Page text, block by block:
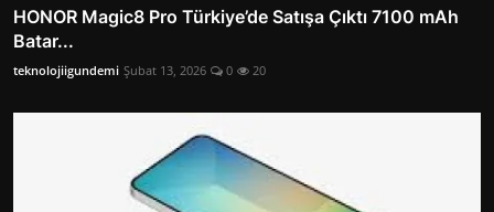
HONOR Magic8 Pro Türkiye’de Satışa Çıktı 7100 mAh
Batar...
teknolojiigundemi Şubat 13, 2026 0 20